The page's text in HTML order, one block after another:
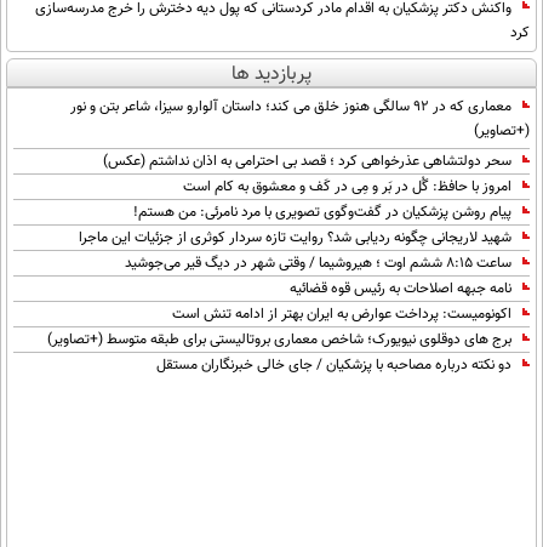
واکنش دکتر پزشکیان به اقدام مادر کردستانی که پول دیه دخترش را خرج مدرسه‌سازی
کرد
پربازدید ها
معماری که در 92 سالگی هنوز خلق می کند؛ داستان آلوارو سیزا، شاعر بتن و نور
(+تصاویر)
سحر دولتشاهی عذرخواهی کرد ؛ قصد بی احترامی به اذان نداشتم (عکس)
امروز با حافظ: گُل در بَر و مِی در کَف و معشوق به کام است
پیام روشن پزشکیان در گفت‌و‌گوی تصویری با مرد نامرئی: من هستم!
شهید لاریجانی چگونه ردیابی شد؟ روایت تازه سردار کوثری از جزئیات این ماجرا
ساعت ۸:۱۵ ششم اوت ؛ هیروشیما / وقتی شهر در دیگ قیر می‌جوشید
نامه جبهه اصلاحات به رئیس قوه قضائیه
اکونومیست: پرداخت عوارض به ایران بهتر از ادامه تنش است
برج های دوقلوی نیویورک؛ شاخص معماری بروتالیستی برای طبقه متوسط (+تصاویر)
دو نکته درباره مصاحبه با پزشکیان / جای خالی خبرنگاران مستقل